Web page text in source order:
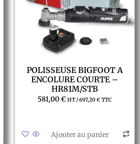
POLISSEUSE BIGFOOT A
ENCOLURE COURTE –
HR81M/STB
581,00€ HT /697,20€TTC
Ajouter au panier